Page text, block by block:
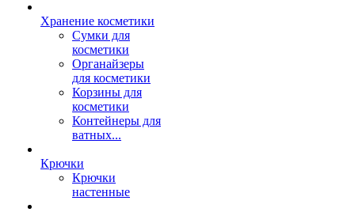
Хранение косметики
Сумки для
косметики
Органайзеры
для косметики
Корзины для
косметики
Контейнеры для
ватных...
Крючки
Крючки
настенные